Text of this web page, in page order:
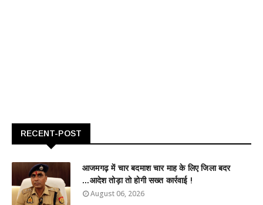
RECENT-POST
आजमगढ़ में चार बदमाश चार माह के लिए जिला बदर
...आदेश तोड़ा तो होगी सख्त कार्रवाई !
August 06, 2026